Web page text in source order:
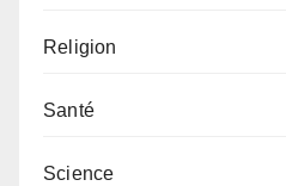
Religion
Santé
Science